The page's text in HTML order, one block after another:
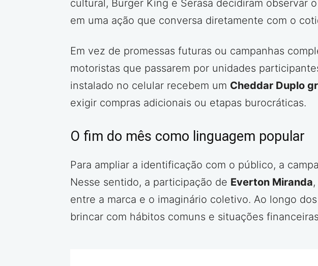
cultural, Burger King e Serasa decidiram observar
em uma ação que conversa diretamente com o
Em vez de promessas futuras ou campanhas
motoristas que passarem por unidades
instalado no celular recebem um Cheddar Duplo
exigir compras adicionais ou etapas burocráticas.
O fim do mês como linguagem popular
Para ampliar a identificação com o público, a
Nesse sentido, a participação de Everton Miranda
entre a marca e o imaginário coletivo. Ao longo
brincar com hábitos comuns e situações